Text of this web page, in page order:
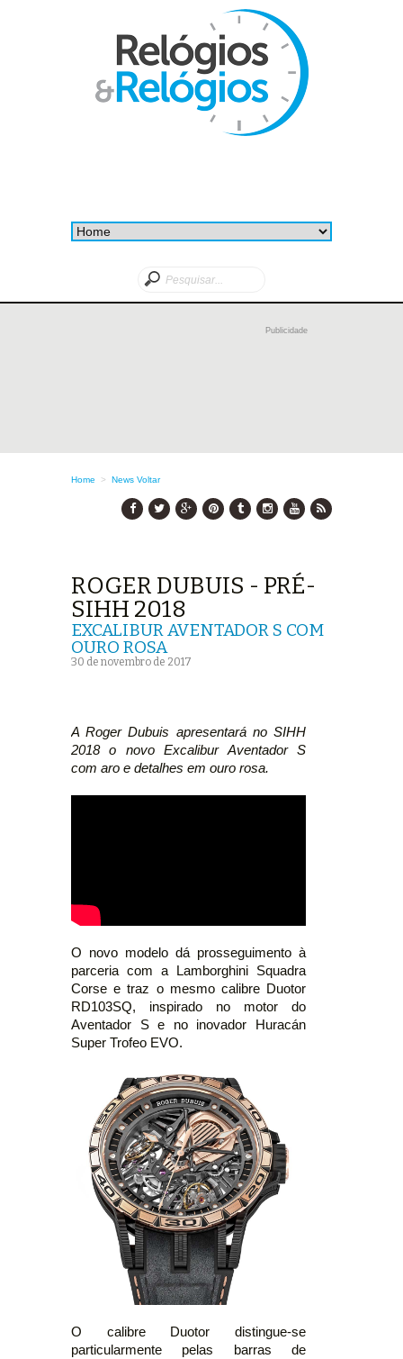
Publicidade
Home > News Voltar
ROGER DUBUIS - PRÉ-
SIHH 2018
EXCALIBUR AVENTADOR S COM
OURO ROSA
30 de novembro de 2017
A Roger Dubuis apresentará no SIHH
2018 o novo Excalibur Aventador S
com aro e detalhes em ouro rosa.
O novo modelo dá prosseguimento à
parceria com a Lamborghini Squadra
Corse e traz o mesmo calibre Duotor
RD103SQ, inspirado no motor do
Aventador S e no inovador Huracán
Super Trofeo EVO.
O calibre Duotor distingue-se
particularmente pelas barras de